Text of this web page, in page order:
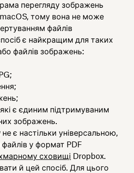
перегляду зображень
macOS, тому вона не може
файлів
є найкращим для таких
файлів зображень:
є єдиним підтримуваним
зображень.
є настільки універсальною,
у формат PDF
сховищі Dropbox.
й цей спосіб. Для цього